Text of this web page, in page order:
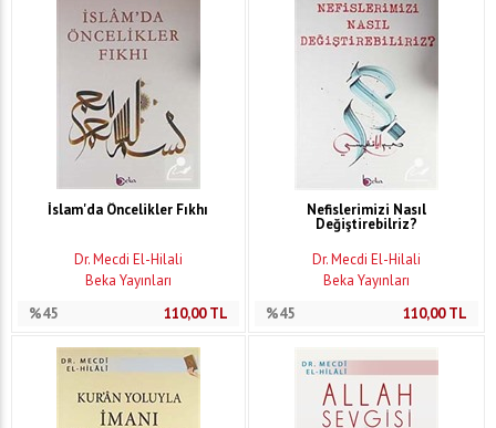
İslam'da Öncelikler Fıkhı
Dr. Mecdi El-Hilali
Beka Yayınları
%45
110,00TL
Nefislerimizi Nasıl
Değiştirebilriz?
Dr. Mecdi El-Hilali
Beka Yayınları
%45
110,00TL